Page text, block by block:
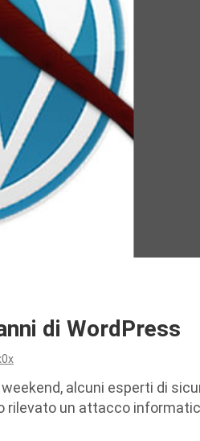
di WordPress
alcuni esperti di
rilevato un attacco